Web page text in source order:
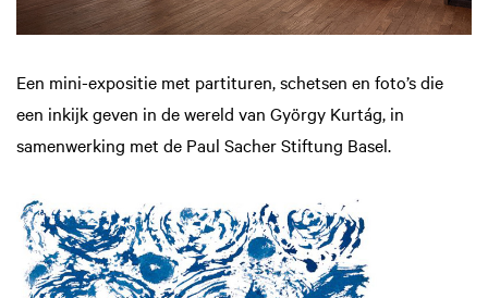
Een mini-expositie met partituren, schetsen en foto’s die
een inkijk geven in de wereld van György Kurtág, in
samenwerking met de Paul Sacher Stiftung Basel.